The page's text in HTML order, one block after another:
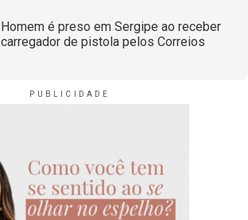
Homem é preso em Sergipe ao receber
carregador de pistola pelos Correios